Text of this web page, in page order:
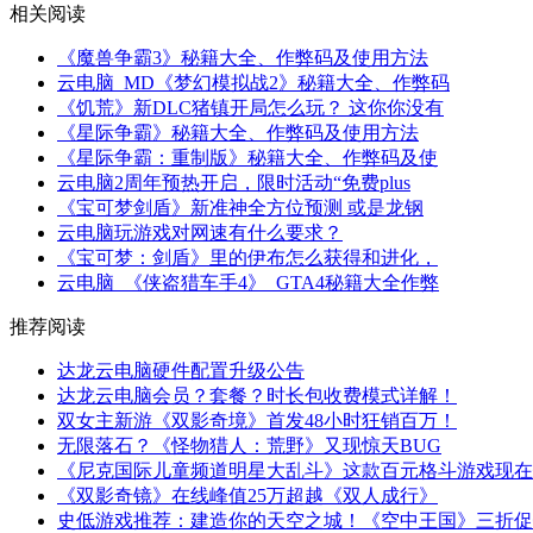
相关阅读
《魔兽争霸3》秘籍大全、作弊码及使用方法
云电脑_MD《梦幻模拟战2》秘籍大全、作弊码
《饥荒》新DLC猪镇开局怎么玩？ 这你你没有
《星际争霸》秘籍大全、作弊码及使用方法
《星际争霸：重制版》秘籍大全、作弊码及使
云电脑2周年预热开启，限时活动“免费plus
《宝可梦剑盾》新准神全方位预测 或是龙钢
云电脑玩游戏对网速有什么要求？
《宝可梦：剑盾》里的伊布怎么获得和进化，
云电脑_《侠盗猎车手4》_GTA4秘籍大全作弊
推荐阅读
达龙云电脑硬件配置升级公告
达龙云电脑会员？套餐？时长包收费模式详解！
双女主新游《双影奇境》首发48小时狂销百万！
无限落石？《怪物猎人：荒野》又现惊天BUG
《尼克国际儿童频道明星大乱斗》这款百元格斗游戏现在
《双影奇镜》在线峰值25万超越《双人成行》
史低游戏推荐：建造你的天空之城！《空中王国》三折